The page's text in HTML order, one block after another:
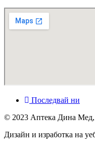
Последвай ни
© 2023 Аптека Дина Мед,
Дизайн и изработка на